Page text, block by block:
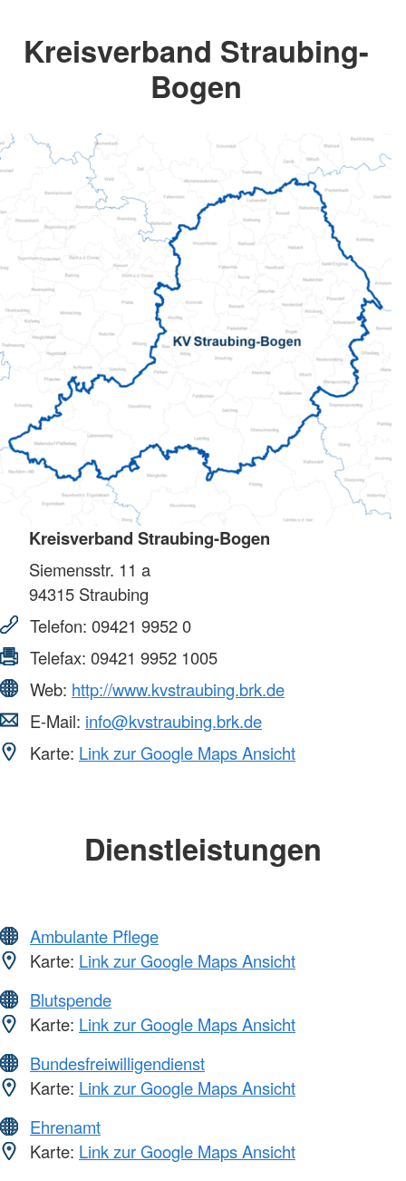
Kreisverband Straubing-
Bogen
Kreisverband Straubing-Bogen
Siemensstr. 11 a
94315 Straubing
Telefon: 09421 9952 0
Telefax: 09421 9952 1005
Web: http://www.kvstraubing.brk.de
E-Mail: info@kvstraubing.brk.de
Karte: Link zur Google Maps Ansicht
Dienstleistungen
Ambulante Pflege
Karte: Link zur Google Maps Ansicht
Blutspende
Karte: Link zur Google Maps Ansicht
Bundesfreiwilligendienst
Karte: Link zur Google Maps Ansicht
Ehrenamt
Karte: Link zur Google Maps Ansicht